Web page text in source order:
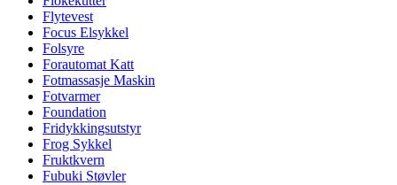
Flytevest
Focus Elsykkel
Folsyre
Forautomat Katt
Fotmassasje Maskin
Fotvarmer
Foundation
Fridykkingsutstyr
Frog Sykkel
Fruktkvern
Fubuki Støvler